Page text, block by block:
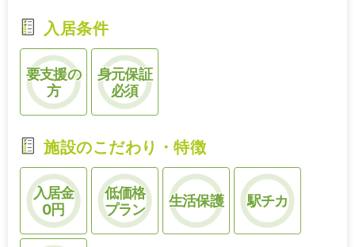
入居条件
要支援の
方
身元保証
必須
施設のこだわり・特徴
入居金
0円
低価格
プラン
生活保護 駅チカ